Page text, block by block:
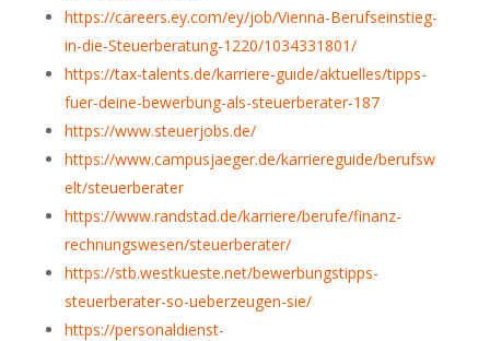
https://careers.ey.com/ey/job/Vienna-Berufseinstieg-
in-die-Steuerberatung-1220/1034331801/
https://tax-talents.de/karriere-guide/aktuelles/tipps-
fuer-deine-bewerbung-als-steuerberater-187
https://www.steuerjobs.de/
https://www.campusjaeger.de/karriereguide/berufsw
elt/steuerberater
https://www.randstad.de/karriere/berufe/finanz-
rechnungswesen/steuerberater/
https://stb.westkueste.net/bewerbungstipps-
steuerberater-so-ueberzeugen-sie/
https://personaldienst-